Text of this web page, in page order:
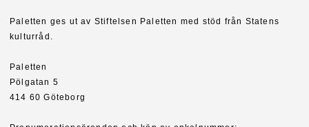
Paletten ges ut av Stiftelsen Paletten med stöd från Statens
kulturråd.
Paletten
Pölgatan 5
414 60 Göteborg